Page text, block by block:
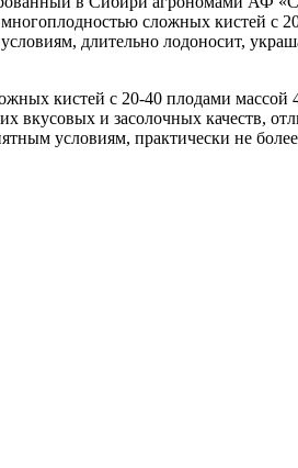
сложных кистей с
длительно лодоносит,
кистей с 20-40 плодами
вкусовых и засолочных качеств,
условиям, практически не